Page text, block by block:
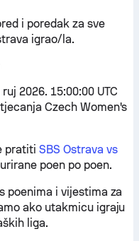
i poredak za sve
igrao/la.
2026. 15:00:00 UTC
Czech Women's
pratiti SBS Ostrava vs
poen po poen.
poenima i vijestima za
ako utakmicu igraju
liga.